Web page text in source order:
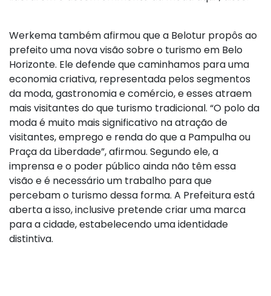
Werkema também afirmou que a Belotur propôs ao
prefeito uma nova visão sobre o turismo em Belo
Horizonte. Ele defende que caminhamos para uma
economia criativa, representada pelos segmentos
da moda, gastronomia e comércio, e esses atraem
mais visitantes do que turismo tradicional. “O polo da
moda é muito mais significativo na atração de
visitantes, emprego e renda do que a Pampulha ou
Praça da Liberdade”, afirmou. Segundo ele, a
imprensa e o poder público ainda não têm essa
visão e é necessário um trabalho para que
percebam o turismo dessa forma. A Prefeitura está
aberta a isso, inclusive pretende criar uma marca
para a cidade, estabelecendo uma identidade
distintiva.